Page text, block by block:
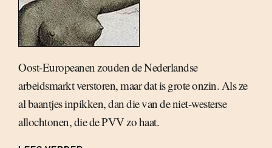
Oost-Europeanen zouden de Nederlandse
arbeidsmarkt verstoren, maar dat is grote onzin. Als ze
al baantjes inpikken, dan die van de niet-westerse
allochtonen, die de PVV zo haat.